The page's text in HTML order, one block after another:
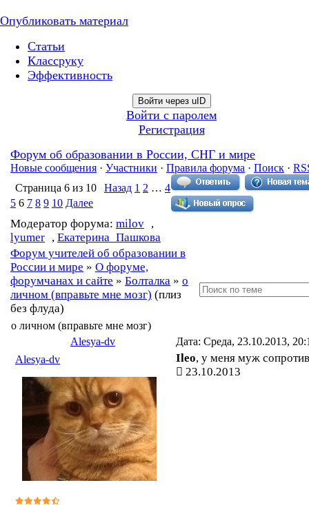
Опубликовать материал
Статьи
Классруку
Эффективность
Войти через uID
Войти с паролем
Регистрация
Форум об образовании в России, СНГ и мире
Новые сообщения · Участники · Правила форума · Поиск ·
Страница 6 из 10 Назад 1 2 … 4
5 6 7 8 9 10 Далее
Модератор форума: milov ,
lyumer , Екатерина_Пашкова
Форум учителей об образовании в
России и мире » О форуме,
форумчанах и сайте » Болталка » о
личном (вправьте мне мозг) (плиз
без флуда)
о личном (вправьте мне мозг)
Alesya-dv
Дата: Среда, 23.10.2013,
Alesya-dv
Ileo, у меня муж
23.10.2013